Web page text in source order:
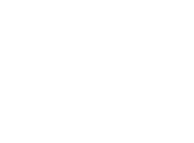
a street food), bar, bar na pláži,
se suvenýry.